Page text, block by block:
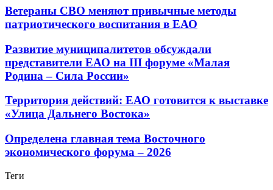
Ветераны СВО меняют привычные методы
патриотического воспитания в ЕАО
Развитие муниципалитетов обсуждали
представители ЕАО на III форуме «Малая
Родина – Сила России»
Территория действий: ЕАО готовится к выставке
«Улица Дальнего Востока»
Определена главная тема Восточного
экономического форума – 2026
Теги